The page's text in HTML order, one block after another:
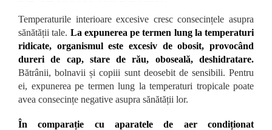
Temperaturile interioare excesive cresc consecințele asupra
sănătății tale. La expunerea pe termen lung la temperaturi
ridicate, organismul este excesiv de obosit, provocând
dureri de cap, stare de rău, oboseală, deshidratare.
Bătrânii, bolnavii și copiii sunt deosebit de sensibili. Pentru
ei, expunerea pe termen lung la temperaturi tropicale poate
avea consecințe negative asupra sănătății lor.
În comparație cu aparatele de aer condiționat